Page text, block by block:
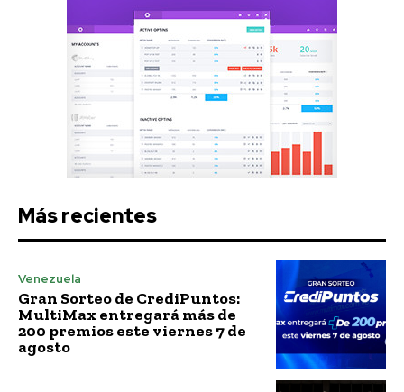
Más recientes
Venezuela
Gran Sorteo de CrediPuntos:
MultiMax entregará más de
200 premios este viernes 7 de
agosto